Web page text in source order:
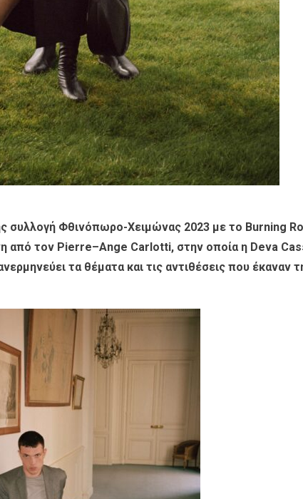
συλλογή Φθινόπωρο-Χειμώνας 2023 με το Burning
από τον Pierre–Ange Carlotti, στην οποία η Deva
τα θέματα και τις αντιθέσεις που έκαναν